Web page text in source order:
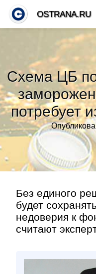
Схема ЦБ
потребует
Без единого
будет
недоверия к
считают
OSTRANA.RU
Тренды новостей »
Рубрики»
Правила
Контакт»